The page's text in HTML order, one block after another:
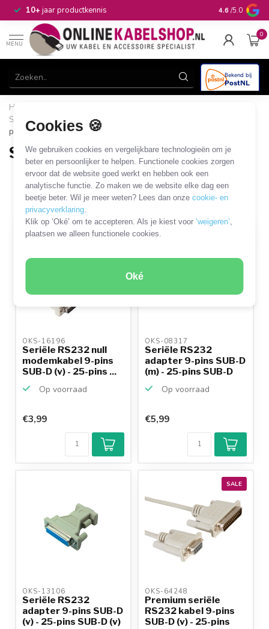
Cookies 🍪
We gebruiken cookies en vergelijkbare technologieën om je
beter en persoonlijker te helpen. Functionele cookies zorgen
ervoor dat de website goed werkt en hebben ook een
analytische functie. Zo maken we de website elke dag een
beetje beter. Wil je meer weten? Lees dan onzecookie- en
privacyverklaring.
Klik op ‘Oké’ om te accepteren. Als je kiest voor‘weigeren’,
plaatsen we alleen functionele cookies.
Oké
10+jaar productkennis 4.6 /5.0
MENU
0
Home
SUB-D 9-pins kabels en adapters
pins
SUB-D 9-pins - SUB-D 25-pins
13 PRODUCTEN
Filters SORTEER OP
OKS-16196
Seriële RS232 null
modemkabel 9-pins
SUB-D (v) - 25-pins ...
Op voorraad
€3,99
OKS-08317
Seriële RS232
adapter 9-pins SUB-D
(m) - 25-pins SUB-D
Op voorraad
€5,99
OKS-13106
Seriële RS232
adapter 9-pins SUB-D
(v) - 25-pins SUB-D (v)
SALE
OKS-64248
Premium seriële
RS232 kabel 9-pins
SUB-D (v) - 25-pins